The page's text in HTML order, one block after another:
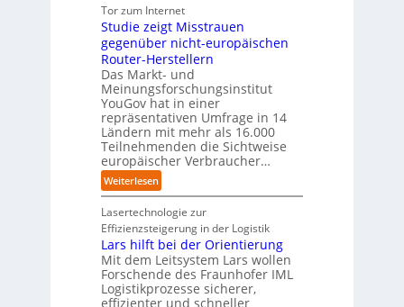
b
a
u
n
d
e
A
u
t
o
m
a
t
i
s
i
e
r
u
n
g
s
l
ö
Z
u
k
u
n
f
t
d
e
r
I
n
d
s
t
r
i
e
a
T
e
a
m
t
r
i
t
t
I
n
d
u
t
r
i
a
l
B
n
i
v
e
r
s
a
l
A
u
t
o
m
a
t
i
o
n
.
O
Tor zum Internet
Studie zeigt Misstrauen
gegenüber nicht-europäischen
Router-Herstellern
Das Markt- und
Meinungsforschungsinstitut
YouGov hat in einer
repräsentativen Umfrage in 14
Ländern mit mehr als 16.000
Teilnehmenden die Sichtweise
europäischer Verbraucher…
Weiterlesen:
S
t
u
d
i
e
z
e
Lasertechnologie zur
Effizienzsteigerung in der Logistik
Lars hilft bei der Orientierung
Mit dem Leitsystem Lars wollen
Forschende des Fraunhofer IML
Logistikprozesse sicherer,
effizienter und schneller